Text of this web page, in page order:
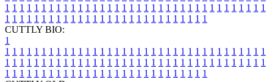
1 1 1 1 1 1 1 1 1 1 1 1 1 1 1 1 1 1 1 1 1 1 1 1 1 1 1 1 1 1 1 1 1 1 1 1
1 1 1 1 1 1 1 1 1 1 1 1 1 1 1 1 1 1 1 1 1 1 1 1 1 1 1 1
CUTTLY BIO:
1
1 1 1 1 1 1 1 1 1 1 1 1 1 1 1 1 1 1 1 1 1 1 1 1 1 1 1 1 1 1 1 1 1 1 1 1
1 1 1 1 1 1 1 1 1 1 1 1 1 1 1 1 1 1 1 1 1 1 1 1 1 1 1 1 1 1 1 1 1 1 1 1
1 1 1 1 1 1 1 1 1 1 1 1 1 1 1 1 1 1 1 1 1 1 1 1 1 1 1 1